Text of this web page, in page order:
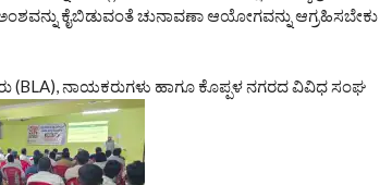
ಕೈಬಿಡುವಂತೆ ಚುನಾವಣಾ ಆಯೋಗವನ್ನು ಆಗ್ರಹಿಸಬೇಕು
(BLA), ನಾಯಕರುಗಳು ಹಾಗೂ ಕೊಪ್ಪಳ ನಗರದ ವಿವಿಧ ಸಂಘ